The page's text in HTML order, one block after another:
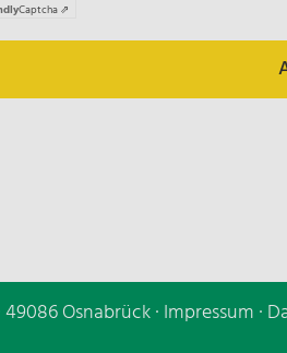
Captcha ⇗
Osnabrück · Impressum ·